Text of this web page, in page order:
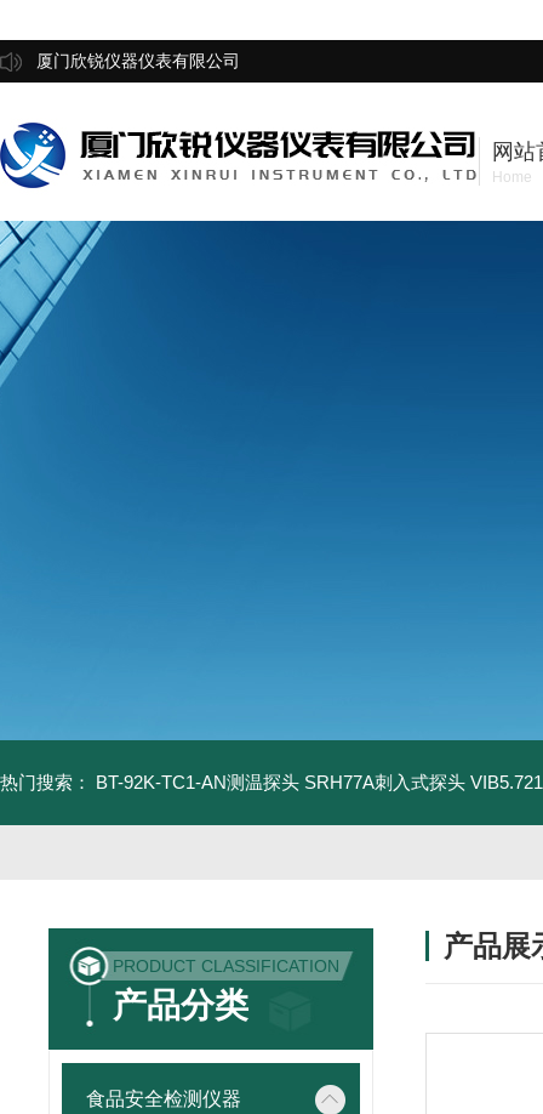
厦门欣锐仪器仪表有限公司
网站
Home
热门搜索： BT-92K-TC1-AN测温探头 SRH77A刺入式探头
PRODUCT CLASSIFICATION
产品分类
食品安全检测仪器
产品展